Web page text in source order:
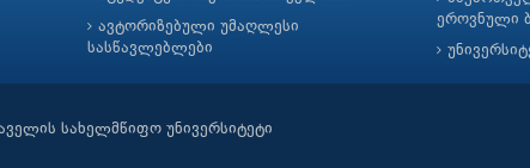
ავტორიზებული უმაღლესი
სასწავლებლები
ეროვნული
სახელმწიფო უნივერსიტეტი